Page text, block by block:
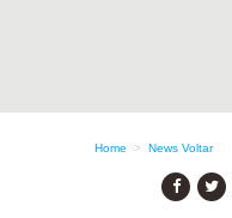
Home > News Voltar